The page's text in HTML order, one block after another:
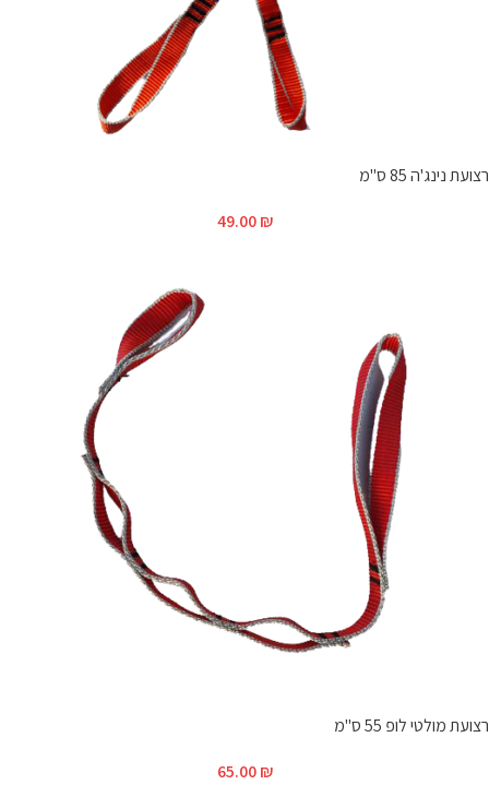
רצועת נינג'ה 85 ס"מ
49.00₪
רצועת מולטי לופ 55 ס"מ
65.00₪